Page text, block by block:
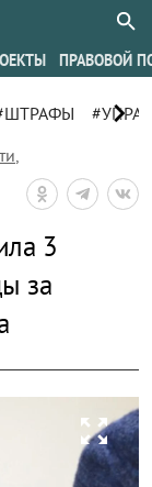
ПРАВОВОЙ
chevron_right
,
3
за
zoom_out_map